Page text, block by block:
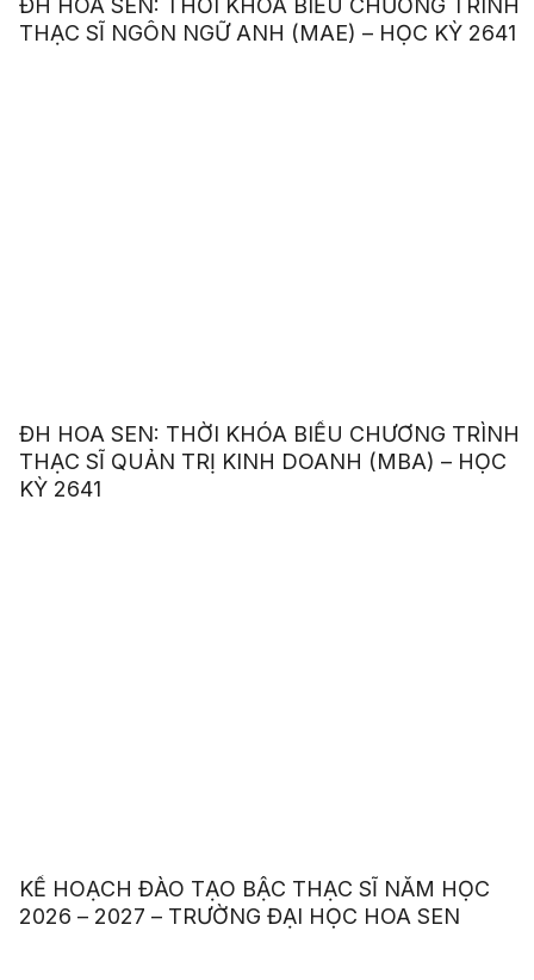
ĐH HOA SEN: THỜI KHÓA BIỂU CHƯƠNG TRÌNH
THẠC SĨ NGÔN NGỮ ANH (MAE) – HỌC KỲ 2641
ĐH HOA SEN: THỜI KHÓA BIỂU CHƯƠNG TRÌNH
THẠC SĨ QUẢN TRỊ KINH DOANH (MBA) – HỌC
KỲ 2641
KẾ HOẠCH ĐÀO TẠO BẬC THẠC SĨ NĂM HỌC
2026 – 2027 – TRƯỜNG ĐẠI HỌC HOA SEN